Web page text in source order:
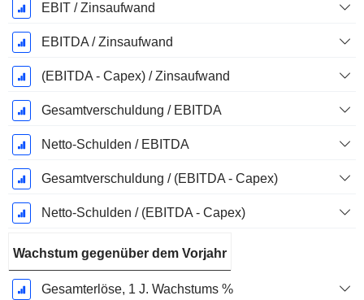
EBIT / Zinsaufwand
EBITDA / Zinsaufwand
(EBITDA - Capex) / Zinsaufwand
Gesamtverschuldung / EBITDA
Netto-Schulden / EBITDA
Gesamtverschuldung / (EBITDA - Capex)
Netto-Schulden / (EBITDA - Capex)
Wachstum gegenüber dem Vorjahr
Gesamterlöse, 1 J. Wachstums %